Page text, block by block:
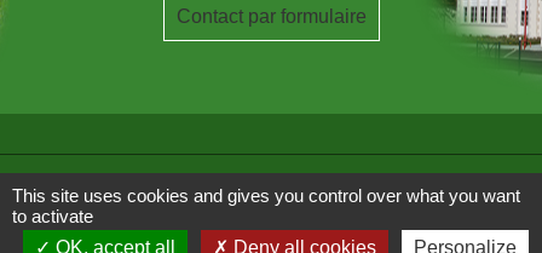
Contact par formulaire
Liens
This site uses cookies and gives you control over what you want
to activate
OK, accept all
Deny all cookies Personalize